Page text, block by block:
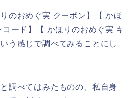
のおめぐ実 クーポン】【 かほ
ード】【 かほりのおめぐ実 キ
う感じで調べてみることにし
調べてはみたものの、私自身